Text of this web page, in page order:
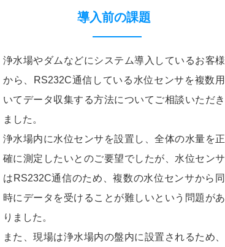
導入前の課題
浄水場やダムなどにシステム導入しているお客様
から、RS232C通信している水位センサを複数用
いてデータ収集する方法についてご相談いただき
ました。
浄水場内に水位センサを設置し、全体の水量を正
確に測定したいとのご要望でしたが、水位センサ
はRS232C通信のため、複数の水位センサから同
時にデータを受けることが難しいという問題があ
りました。
また、現場は浄水場内の盤内に設置されるため、